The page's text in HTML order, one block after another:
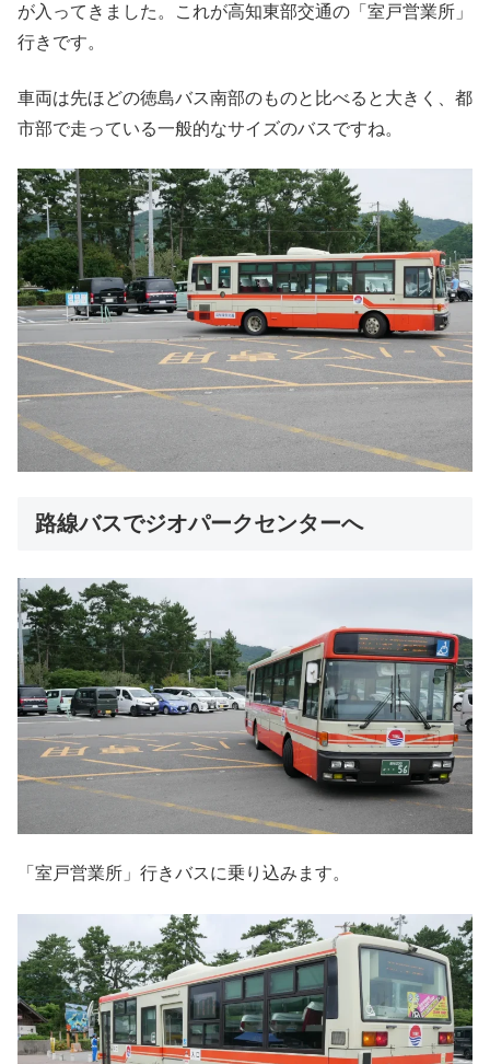
が入ってきました。これが高知東部交通の「室戸営業所」
行きです。
車両は先ほどの徳島バス南部のものと比べると大きく、都
市部で走っている一般的なサイズのバスですね。
路線バスでジオパークセンターへ
「室戸営業所」行きバスに乗り込みます。